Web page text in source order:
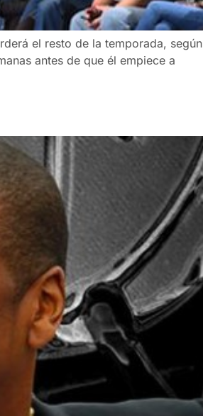
el resto de la temporada, según
antes de que él empiece a